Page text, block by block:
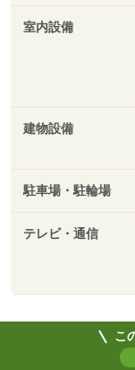
室内設備
建物設備
駐車場・駐輪場
テレビ・通信
こ